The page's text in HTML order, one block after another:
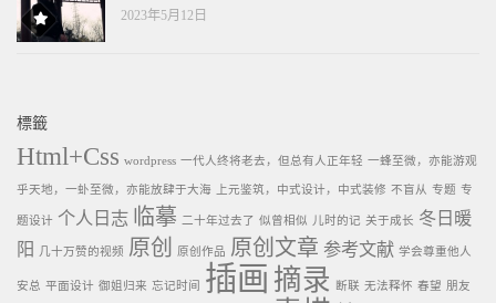
2023年5月12日
標籤
Html+Css wordpress 一代人终将老去，但总有人正年轻 一蜂至微，亦能游观
乎天地，一虲至微，亦能放肆于大海 上元鉴筑，中式设计，中式装修 不盲从 专题 专
题设计 个人日志 临摹 二十年过去了 似曾相似 儿时的记 关于成长 冬日暖
阳
几十万赞的视频 原创 原创作品 原创文章 参考文献 学会尊重他人
安总 平面设计 御姐归来 忘记时间 插画 摘录 断联 无法释怀 春望 朋友